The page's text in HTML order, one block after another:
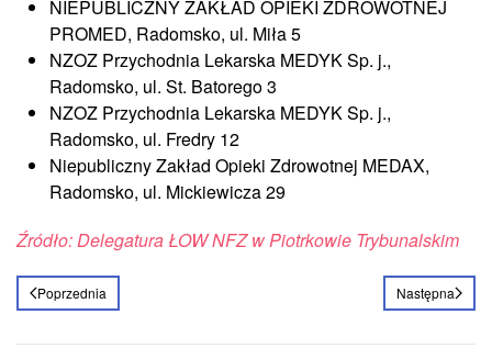
NIEPUBLICZNY ZAKŁAD OPIEKI ZDROWOTNEJ
PROMED, Radomsko, ul. Miła 5
NZOZ Przychodnia Lekarska MEDYK Sp. j.,
Radomsko, ul. St. Batorego 3
NZOZ Przychodnia Lekarska MEDYK Sp. j.,
Radomsko, ul. Fredry 12
Niepubliczny Zakład Opieki Zdrowotnej MEDAX,
Radomsko, ul. Mickiewicza 29
Źródło: Delegatura ŁOW NFZ w Piotrkowie Trybunalskim
Poprzednia Następna